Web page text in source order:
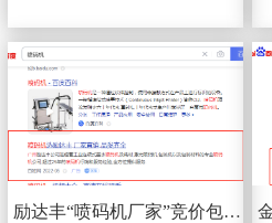
励达丰“喷码机厂家”竞价包年推广上线